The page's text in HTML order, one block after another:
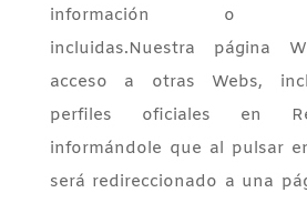
información o
incluidas.Nuestra página
acceso a otras Webs,
perfiles oficiales en
informándole que al pulsar
será redireccionado a una